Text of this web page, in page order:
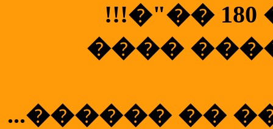
!!!�"��
����
...������ ��